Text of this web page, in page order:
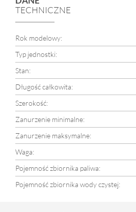
TECHNICZNE
Rok modelowy:
Typ jednostki:
Stan:
Długość całkowita:
Szerokość:
Zanurzenie minimalne:
Zanurzenie maksymalne:
Waga:
Pojemność zbiornika paliwa:
Pojemność zbiornika wody czystej: